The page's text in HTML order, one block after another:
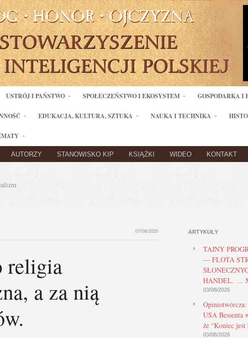
USTRÓJ I PAŃSTWO SPOŁECZEŃSTWO I EKOSYSTEM GOSPODARKA I
EDUKACJA, KULTURA, SZTUKA NAUKA I TECHNIKA
AUTORZY STANOWISKO KIP KSIĄŻKI WIDEO KONTAKT
07/09/2020
religia
a za nią
ARTYKUŁY
TAJNY
— FLOTA
HANDEL. …
03/08/2026
Opiniotwórcza:
USA Bessenta
że “Koniec
03/08/2026